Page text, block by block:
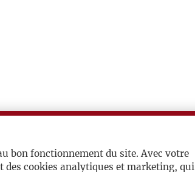
bon fonctionnement du site. Avec votre
cookies analytiques et marketing, qui